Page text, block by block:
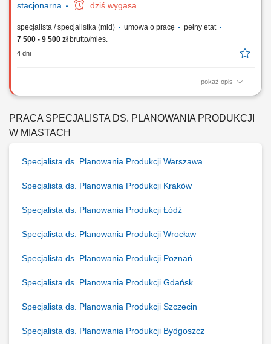
stacjonarna dziś wygasa
specjalista / specjalistka (mid) umowa o pracę
pełny etat
7 500 - 9 500 złbrutto/mies.
4 dni
pokaż opis
Do głównych zadań na stanowisku pracy należeć będzie:
plan sprzedaży i prognozę zasobów; zapewnienie terminowej realizacji
przyjętych do wykonania projektów poprzez koordynację planów
produkcji na poszczególnych etapach...
PRACA SPECJALISTA DS. PLANOWANIA PRODUKCJI
W MIASTACH
Specjalista ds. Planowania Produkcji Warszawa
Specjalista ds. Planowania Produkcji Kraków
Specjalista ds. Planowania Produkcji Łódź
Specjalista ds. Planowania Produkcji Wrocław
Specjalista ds. Planowania Produkcji Poznań
Specjalista ds. Planowania Produkcji Gdańsk
Specjalista ds. Planowania Produkcji Szczecin
Specjalista ds. Planowania Produkcji Bydgoszcz